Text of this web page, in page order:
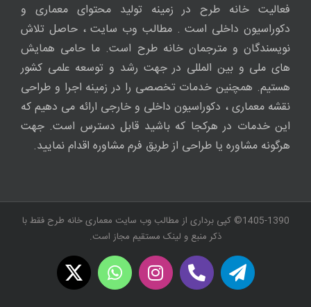
فعالیت خانه طرح در زمینه تولید محتوای معماری و
دکوراسیون داخلی است . مطالب وب سایت ، حاصل تلاش
نویسندگان و مترجمان خانه طرح است. ما حامی همایش
های ملی و بین المللی در جهت رشد و توسعه علمی کشور
هستیم. همچنین خدمات تخصصی را در زمینه اجرا و طراحی
نقشه معماری ، دکوراسیون داخلی و خارجی ارائه می دهیم که
این خدمات در هرکجا که باشید قابل دسترس است. جهت
هرگونه مشاوره یا طراحی از طریق فرم مشاوره اقدام نمایید.
1405-1390© کپی برداری از مطالب وب سایت معماری خانه طرح فقط با
ذکر منبع و لینک مستقیم مجاز است.
Telegram
Twitch
Instagram
WhatsApp
X